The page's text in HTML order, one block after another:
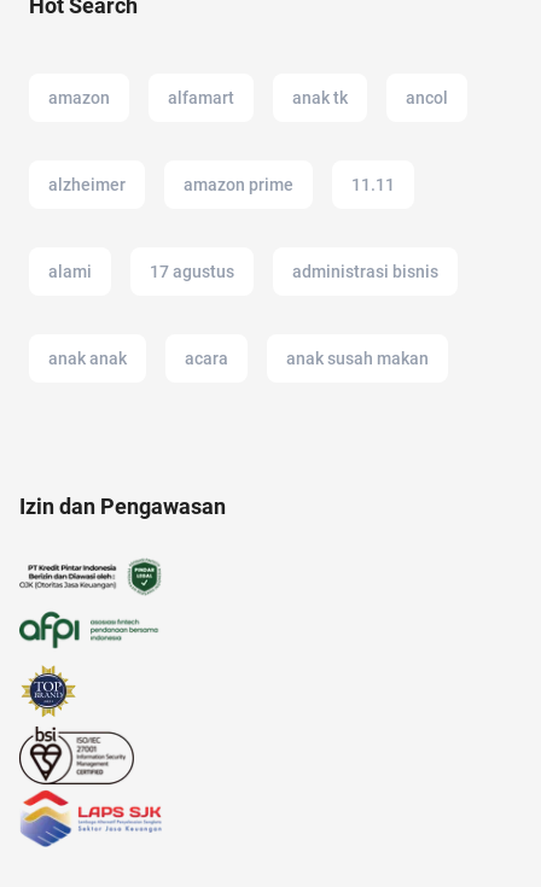
Hot Search
amazon alfamart anak tk ancol
alzheimer amazon prime 11.11
alami 17 agustus administrasi bisnis
anak anak acara anak susah makan
alergi musiman
Izin dan Pengawasan